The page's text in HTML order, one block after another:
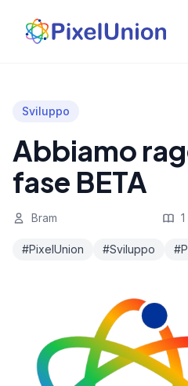
Sviluppo
Abbiamo
fase BETA
Bram
#PixelUnion #Sviluppo